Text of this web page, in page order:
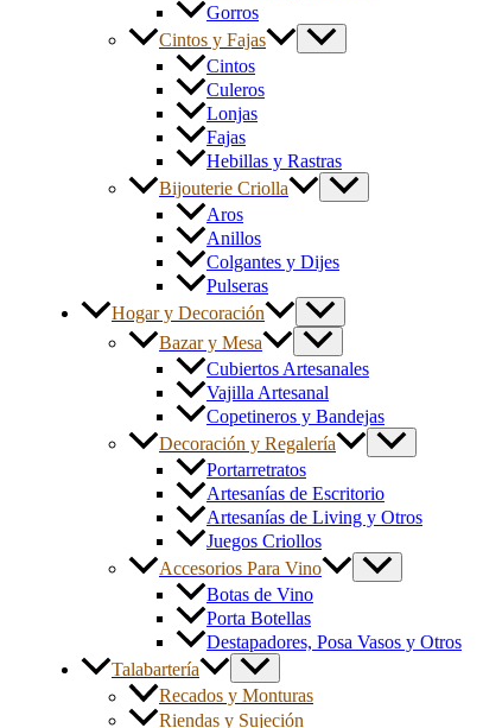
Gorros
Cintos y Fajas
Cintos
Culeros
Lonjas
Fajas
Hebillas y Rastras
Bijouterie Criolla
Aros
Anillos
Colgantes y Dijes
Pulseras
Hogar y Decoración
Bazar y Mesa
Cubiertos Artesanales
Vajilla Artesanal
Copetineros y Bandejas
Decoración y Regalería
Portarretratos
Artesanías de Escritorio
Artesanías de Living y Otros
Juegos Criollos
Accesorios Para Vino
Botas de Vino
Porta Botellas
Destapadores, Posa Vasos y Otros
Talabartería
Recados y Monturas
Riendas y Sujeción